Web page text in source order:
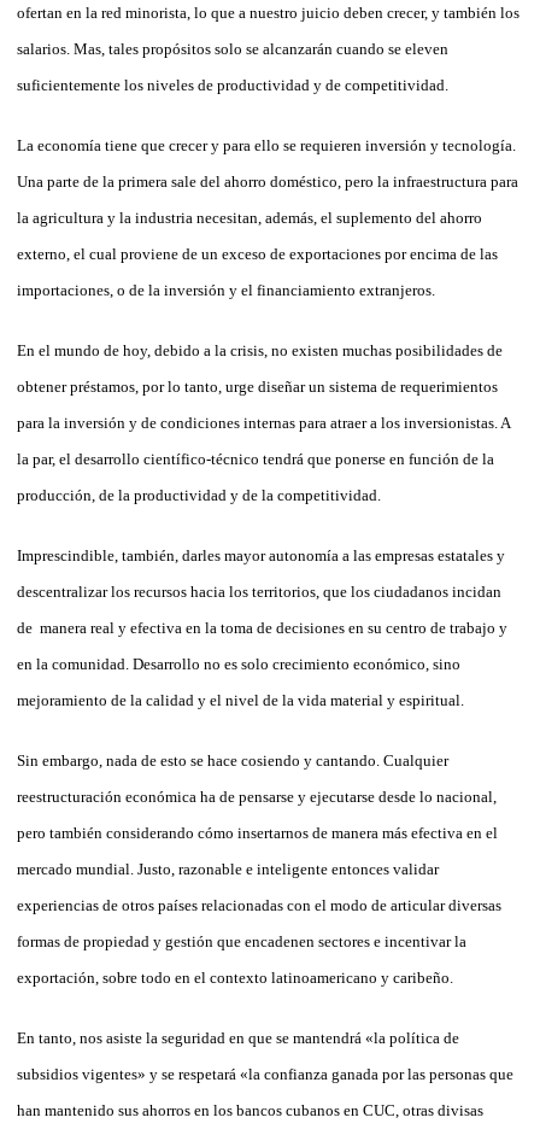
ofertan en la red minorista, lo que a nuestro juicio deben crecer, y también los
salarios. Mas, tales propósitos solo se alcanzarán cuando se eleven
suficientemente los niveles de productividad y de competitividad.
La economía tiene que crecer y para ello se requieren inversión y tecnología.
Una parte de la primera sale del ahorro doméstico, pero la in­fraestructura para
la agricultura y la industria necesitan, además, el su­plemento del ahorro
externo, el cual proviene de un exceso de expor­taciones por encima de las
importaciones, o de la inversión y el finan­ciamiento extranjeros.
En el mundo de hoy, debido a la crisis, no existen muchas posibilida­des de
obtener préstamos, por lo tanto, urge diseñar un sistema de requerimientos
para la inversión y de condiciones internas para atraer a los inversionistas. A
la par, el desarrollo científico-técnico tendrá que ponerse en función de la
producción, de la productividad y de la com­petitividad.
Imprescindible, también, darles mayor autonomía a las empresas estatales y
descentralizar los recursos hacia los territorios, que los ciudadanos incidan
de manera real y efectiva en la toma de decisiones en su centro de trabajo y
en la comunidad. Desarrollo no es solo crecimiento económico, sino
mejoramiento de la calidad y el nivel de la vida material y espiritual.
Sin embargo, nada de esto se hace cosiendo y cantando. Cualquier
reestructuración económica ha de pensarse y ejecutarse desde lo nacional,
pero también con­si­de­rando cómo insertarnos de manera más efectiva en el
mercado mun­dial. Justo, razonable e inteligente entonces validar
experiencias de otros países relacionadas con el modo de articular diversas
for­mas de propiedad y gestión que encadenen sectores e incentivar la
exportación, sobre todo en el contexto latinoamericano y caribeño.
En tanto, nos asiste la seguridad en que se mantendrá «la política de
subsidios vigentes» y se respetará «la confianza ganada por las personas que
han mantenido sus ahorros en los bancos cubanos en CUC, otras divisas